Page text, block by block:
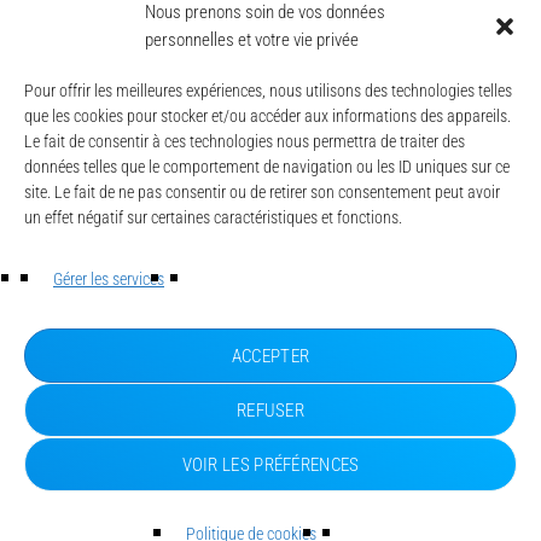
Nous prenons soin de vos données
personnelles et votre vie privée
Pour offrir les meilleures expériences, nous utilisons des technologies telles
que les cookies pour stocker et/ou accéder aux informations des appareils.
Le fait de consentir à ces technologies nous permettra de traiter des
données telles que le comportement de navigation ou les ID uniques sur ce
site. Le fait de ne pas consentir ou de retirer son consentement peut avoir
un effet négatif sur certaines caractéristiques et fonctions.
Gérer les services
ACCEPTER
REFUSER
VOIR LES PRÉFÉRENCES
Politique de cookies
SUD ESSONNE
International
© CAESE - 2024/2026
LA UNE
ACTUALITÉS
POLITIQUE DE CONFIDENTIALITÉ
POLITIQUE DE COOKIES (UE)